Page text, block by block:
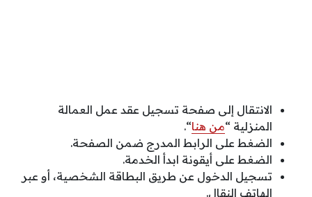
الانتقال إلى صفحة تسجيل عقد عمل العمالة
المنزلية “من هنا“.
الضغط على الرابط المدرج ضمن الصفحة.
الضغط على أيقونة ابدأ الخدمة.
تسجيل الدخول عن طريق البطاقة الشخصية، أو عبر
الهاتف النقال.